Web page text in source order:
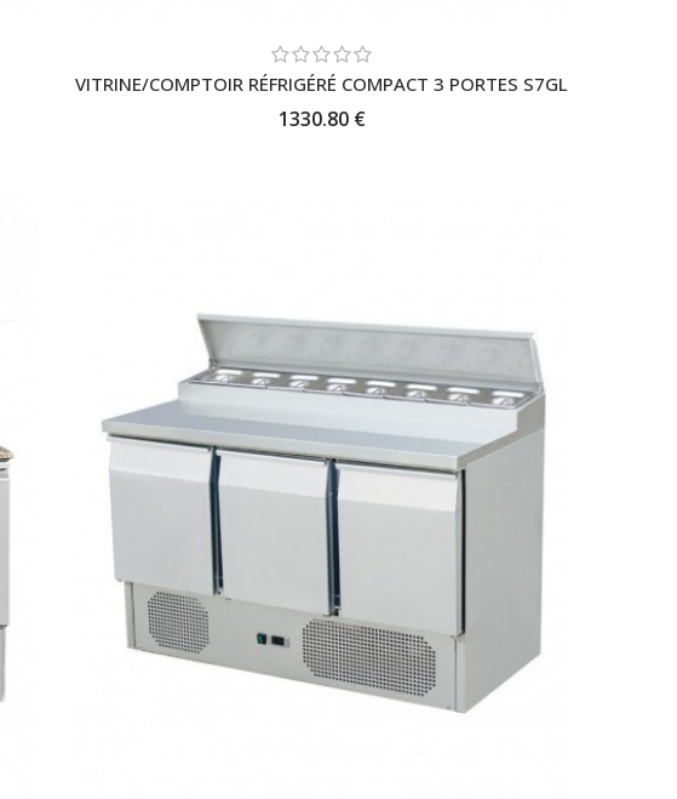
VITRINE/COMPTOIR RÉFRIGÉRÉ COMPACT 3 PORTES S7GL
1330.80 €